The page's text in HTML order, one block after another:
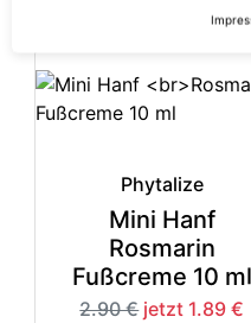
Phytalize
Mini Hanf
Rosmarin
Fußcreme 10 ml
2.90 € jetzt 1.89 €